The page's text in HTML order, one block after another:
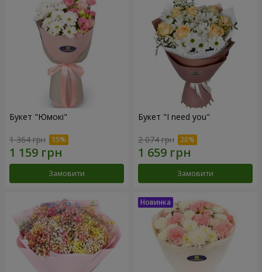
Букет "Юмокі"
1 364 грн
Замовити
Букет "I need you"
2 074 грн
Замовити